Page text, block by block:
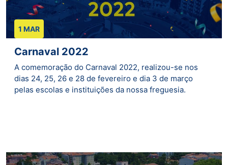
1 MAR
Carnaval 2022
A comemoração do Carnaval 2022, realizou-se nos
dias 24, 25, 26 e 28 de fevereiro e dia 3 de março
pelas escolas e instituições da nossa freguesia.